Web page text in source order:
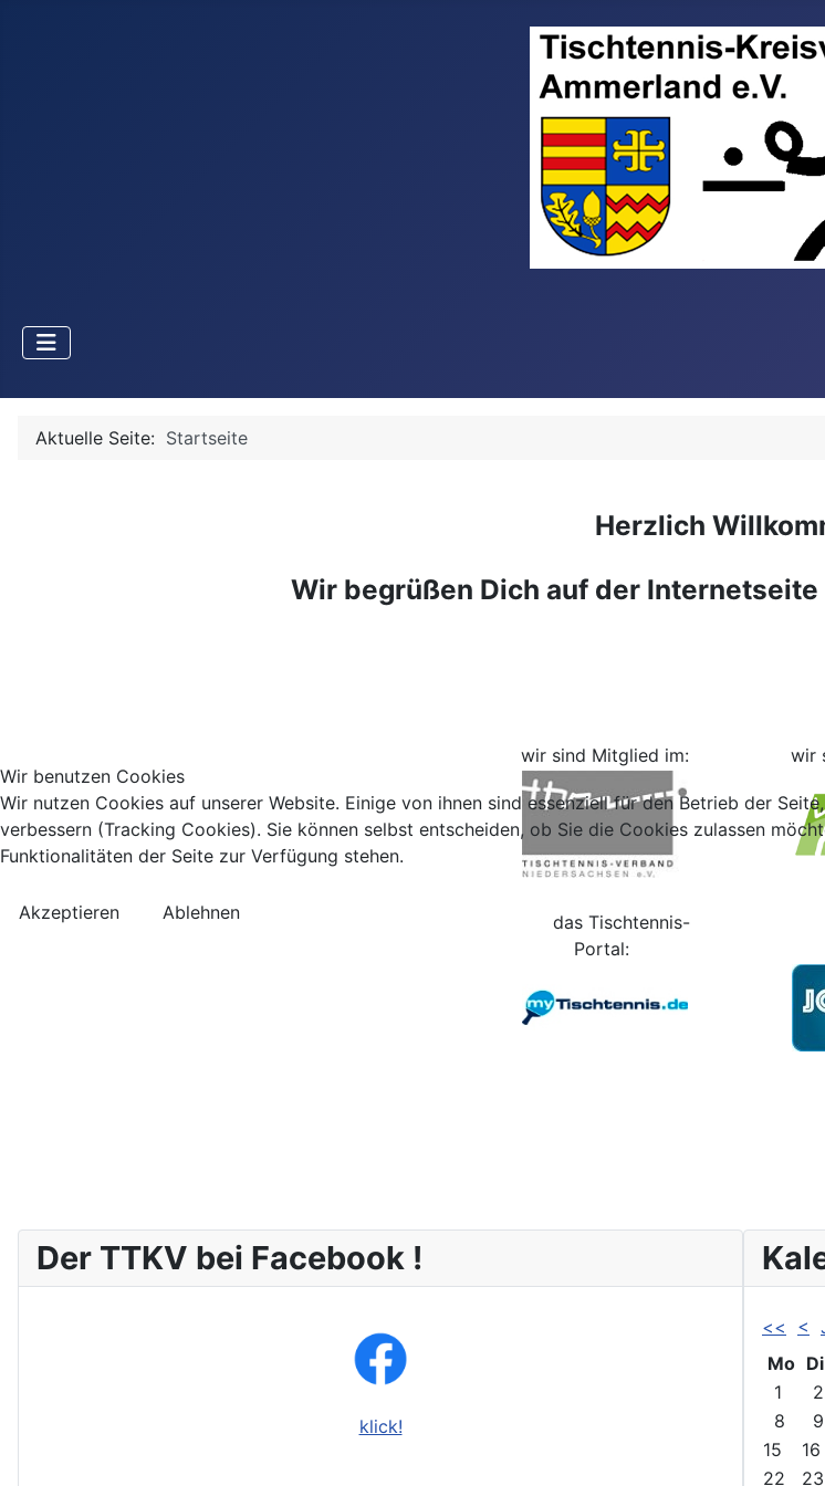
Aktuelle Seite: Startseite
Herzlich
Wir begrüßen Dich auf der Internetseite
wir sind Mitglied im: wir
das Tischtennis-
Portal:
Der TTKV bei Facebook !
klick!
<< <
Mo Di
1
2
8
9
15
16
22
23
Wir benutzen Cookies
Wir nutzen Cookies auf unserer Website. Einige von ihnen sind essenziell für den Betrieb der
verbessern (Tracking Cookies). Sie können selbst entscheiden, ob Sie die Cookies zulassen
Funktionalitäten der Seite zur Verfügung stehen.
Akzeptieren Ablehnen